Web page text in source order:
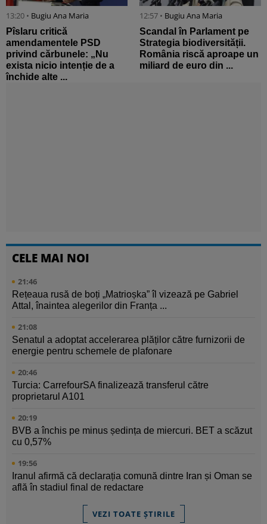
13:20 • Bugiu ⁠Ana Maria
Pîslaru critică
amendamentele PSD
privind cărbunele: „Nu
exista nicio intenție de a
închide alte ...
12:57 • Bugiu ⁠Ana Maria
Scandal în Parlament pe
Strategia biodiversității.
România riscă aproape un
miliard de euro din ...
CELE MAI NOI
21:46
Rețeaua rusă de boți „Matrioșka” îl vizează pe Gabriel
Attal, înaintea alegerilor din Franța ...
21:08
Senatul a adoptat accelerarea plăților către furnizorii de
energie pentru schemele de plafonare
20:46
Turcia: CarrefourSA finalizează transferul către
proprietarul A101
20:19
BVB a închis pe minus ședința de miercuri. BET a scăzut
cu 0,57%
19:56
Iranul afirmă că declarația comună dintre Iran și Oman se
află în stadiul final de redactare
VEZI TOATE ȘTIRILE